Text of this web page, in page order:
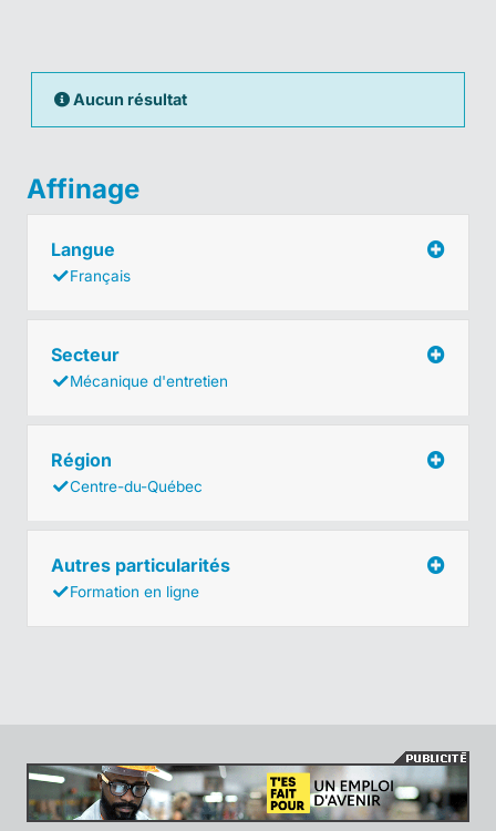
Aucun résultat
Affinage
Langue
Français
Secteur
Mécanique d'entretien
Région
Centre-du-Québec
Autres particularités
Formation en ligne